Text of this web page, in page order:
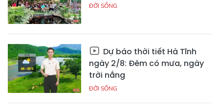
ĐỜI SỐNG
Dự báo thời tiết Hà Tĩnh
ngày 2/8: Đêm có mưa, ngày
trời nắng
ĐỜI SỐNG